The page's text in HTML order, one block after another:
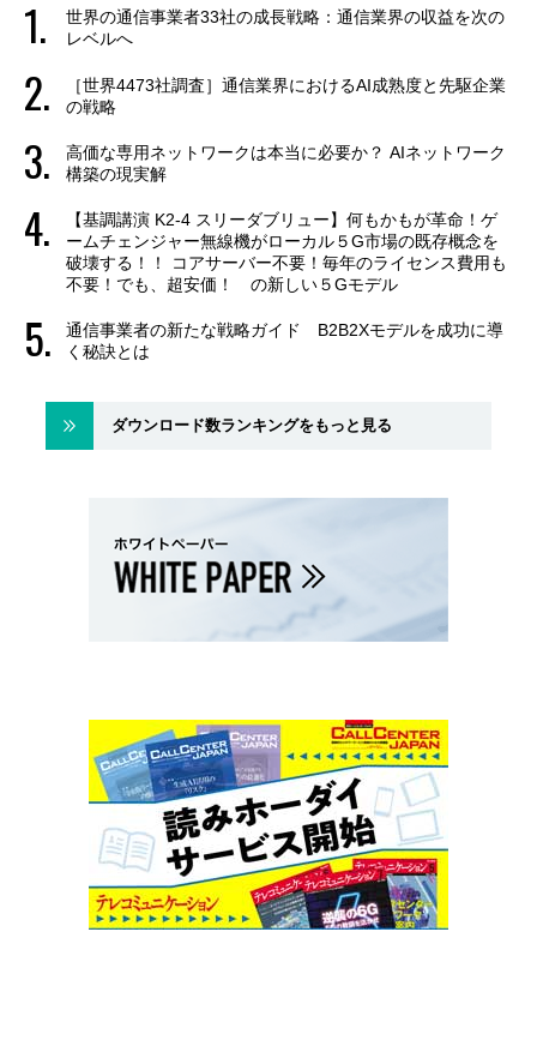
世界の通信事業者33社の成長戦略：通信業界の収益を次の
レベルへ
［世界4473社調査］通信業界におけるAI成熟度と先駆企業
の戦略
高価な専用ネットワークは本当に必要か？ AIネットワーク
構築の現実解
【基調講演 K2-4 スリーダブリュー】何もかもが革命！ゲ
ームチェンジャー無線機がローカル５G市場の既存概念を
破壊する！！ コアサーバー不要！毎年のライセンス費用も
不要！でも、超安価！ の新しい５Gモデル
通信事業者の新たな戦略ガイド B2B2Xモデルを成功に導
く秘訣とは
ダウンロード数ランキングをもっと見る